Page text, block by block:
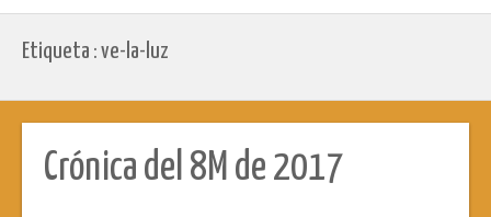
Etiqueta : ve-la-luz
Crónica del 8M de 2017